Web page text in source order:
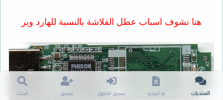
هنا نشوف اسباب عطل الفلاشة بالنسبة للهارد وير
المنتديات ما الجديد تسجيل الدخول تسجيل البحث